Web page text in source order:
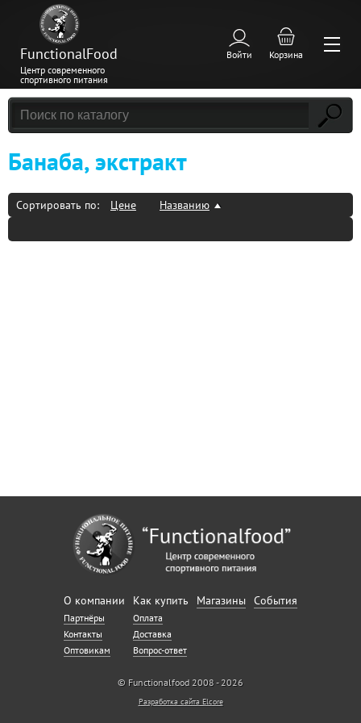
FunctionalFood
Центр современного
спортивного питания
Войти Корзина
Банаба, экстракт
Сортировать по: Цене Названию
О компании
Партнёры
Контакты
Оптовикам
Как купить
Оплата
Доставка
Вопрос-ответ
Магазины События
© Functionalfood 2008 - 2026
Разработка сайта Elcore